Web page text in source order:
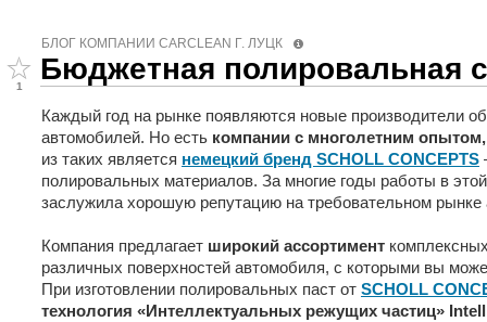
БЛОГ КОМПАНИИ СARCLEAN Г. ЛУЦК
1
Бюджетная полировальная
Каждый год на рынке появляются новые производители
автомобилей. Но есть компании с многолетним
из таких является немецкий бренд SCHOLL CONCEPTS
полировальных материалов. За многие годы работы в
заслужила хорошую репутацию на требовательном рынке
Компания предлагает широкий ассортимент
различных поверхностей автомобиля, с которыми вы
При изготовлении полировальных паст от SCHOLL
технология «Интеллектуальных режущих частиц»